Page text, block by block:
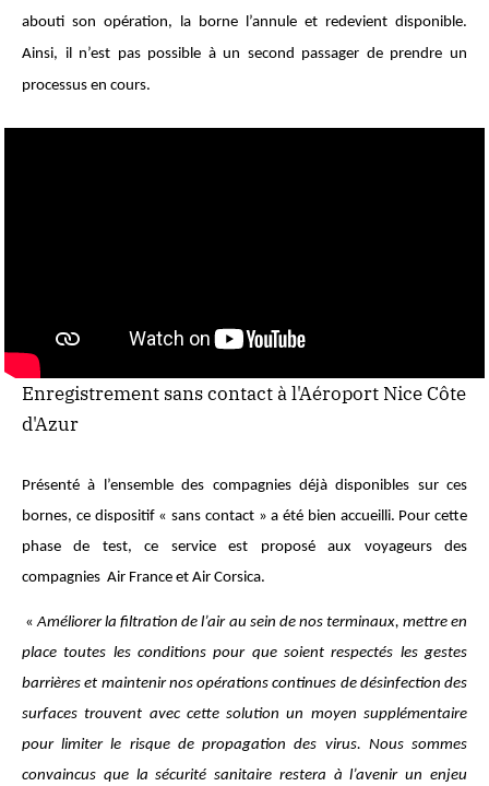
abouti son opération, la borne l’annule et redevient disponible.
Ainsi, il n’est pas possible à un second passager de prendre un
processus en cours.
Enregistrement sans contact à l'Aéroport Nice Côte
d'Azur
Présenté à l’ensemble des compagnies déjà disponibles sur ces
bornes, ce dispositif « sans contact » a été bien accueilli. Pour cette
phase de test, ce service est proposé aux voyageurs des
compagnies Air France et Air Corsica.
«Améliorer la filtration de l’air au sein de nos terminaux, mettre en
place toutes les conditions pour que soient respectés les gestes
barrières et maintenir nos opérations continues de désinfection des
surfaces trouvent avec cette solution un moyen supplémentaire
pour limiter le risque de propagation des virus. Nous sommes
convaincus que la sécurité sanitaire restera à l’avenir un enjeu